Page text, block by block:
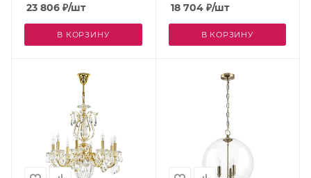
23 806 ₽/шт
В КОРЗИНУ
18 704₽/шт
В КОРЗИНУ